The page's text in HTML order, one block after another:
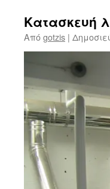
Κατασκευή
Απόgotzis |